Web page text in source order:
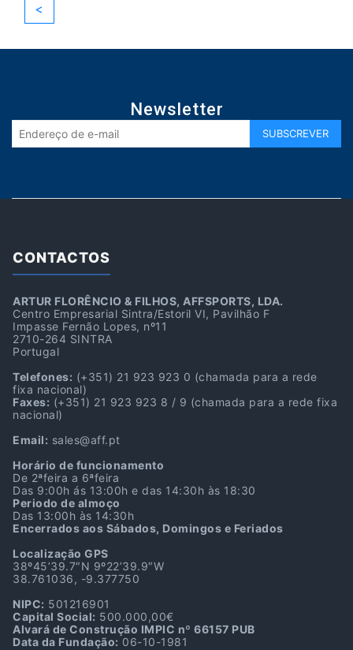
<
Newsletter
CONTACTOS
ARTUR FLORÊNCIO & FILHOS, AFFSPORTS, LDA.
Centro Empresarial Sintra/Estoril VI, Pavilhão F
Impasse Fernão Lopes, nº11
2710-264 SINTRA
Portugal
Telefones: (+351) 21 923 923 0 (chamada para a rede
fixa nacional)
Faxes: (+351) 21 923 923 8 / 9 (chamada para a rede fixa
nacional)
Email: sales@aff.pt
Horário de funcionamento
De 2ªfeira a 6ªfeira
Das 9:00h ás 13:00h e das 14:30h às 18:30
Periodo de almoço
Das 13:00h às 14:30h
Encerrados aos Sábados, Domingos e Feriados
Localização GPS
38º45’39.7″N 9º22’39.9″W
38.761036, -9.377750
NIPC: 501216901
Capital Social: 500.000,00€
Alvará de Construção IMPIC nº 66157 PUB
Data da Fundação: 06-10-1981